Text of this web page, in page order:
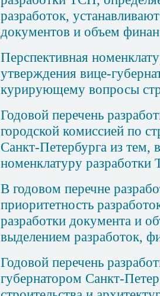
разработок,
документов и объем
Перспективная
утверждения вице-
курирующему вопросы
Годовой перечень
городской комиссией по
Санкт-Петербурга из тем,
номенклатуру
В годовом перечне
приоритетность
разработки документа и
выделением разработок,
Годовой перечень
губернатором Санкт-